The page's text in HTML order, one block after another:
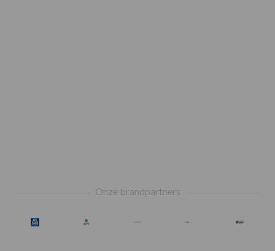
Onze brandpartners